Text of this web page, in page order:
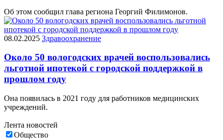
Об этом сообщил глава региона Георгий Филимонов.
08.02.2025 Здравоохранение
Около 50 вологодских врачей воспользовались
льготной ипотекой с городской поддержкой в
прошлом году
Она появилась в 2021 году для работников медицинских
учреждений.
Лента новостей
Общество